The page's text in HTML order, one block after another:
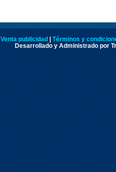
Venta publicidad | Términos y
Desarrollado y Administrado por